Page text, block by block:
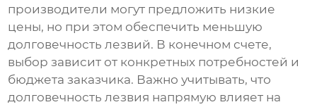
производители могут предложить низкие
цены, но при этом обеспечить меньшую
долговечность лезвий. В конечном счете,
выбор зависит от конкретных потребностей и
бюджета заказчика. Важно учитывать, что
долговечность лезвия напрямую влияет на